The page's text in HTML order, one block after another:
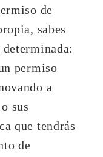
de
sabes
permiso
a
sus
que tendrás
de